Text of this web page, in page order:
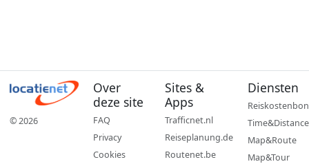
© 2026
Over
deze site
FAQ
Privacy
Cookies
Sites &
Apps
Trafficnet.nl
Reiseplanung.de
Routenet.be
Diensten
Reiskostenbon
Time&Distance
Map&Route
Map&Tour